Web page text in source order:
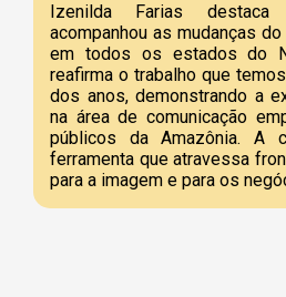
Izenilda Farias
acompanhou as mudanças
em todos os estados do
reafirma o trabalho que
dos anos, demonstrando a
na área de comunicação
públicos da Amazônia. A
ferramenta que atravessa
para a imagem e para os